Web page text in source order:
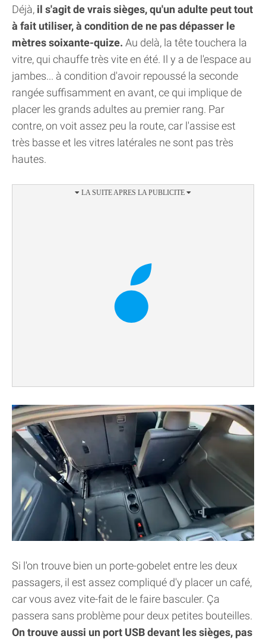
Déjà, il s'agit de vrais sièges, qu'un adulte peut tout
à fait utiliser, à condition de ne pas dépasser le
mètres soixante-quize. Au delà, la tête touchera la
vitre, qui chauffe très vite en été. Il y a de l'espace au
jambes... à condition d'avoir repoussé la seconde
rangée suffisamment en avant, ce qui implique de
placer les grands adultes au premier rang. Par
contre, on voit assez peu la route, car l'assise est
très basse et les vitres latérales ne sont pas très
hautes.
Si l'on trouve bien un porte-gobelet entre les deux
passagers, il est assez compliqué d'y placer un café,
car vous avez vite-fait de le faire basculer. Ça
passera sans problème pour deux petites bouteilles.
On trouve aussi un port USB devant les sièges, pas